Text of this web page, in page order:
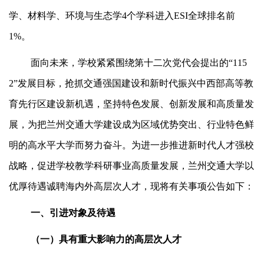
学、材料学、环境与生态学4个学科进入ESI全球排名前
1%。
面向未来，学校紧紧围绕第十二次党代会提出的“115
2”发展目标，抢抓交通强国建设和新时代振兴中西部高等教
育先行区建设新机遇，坚持特色发展、创新发展和高质量发
展，为把兰州交通大学建设成为区域优势突出、行业特色鲜
明的高水平大学而努力奋斗。为进一步推进新时代人才强校
战略，促进学校教学科研事业高质量发展，兰州交通大学以
优厚待遇诚聘海内外高层次人才，现将有关事项公告如下：
一、引进对象及待遇
（一）具有重大影响力的高层次人才